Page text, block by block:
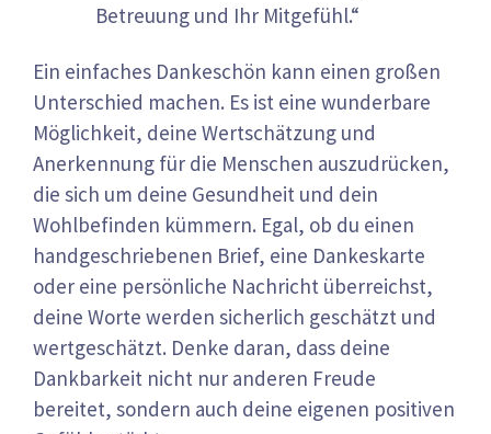
Betreuung und Ihr Mitgefühl.“
Ein einfaches Dankeschön kann einen großen
Unterschied machen. Es ist eine wunderbare
Möglichkeit, deine Wertschätzung und
Anerkennung für die Menschen auszudrücken,
die sich um deine Gesundheit und dein
Wohlbefinden kümmern. Egal, ob du einen
handgeschriebenen Brief, eine Dankeskarte
oder eine persönliche Nachricht überreichst,
deine Worte werden sicherlich geschätzt und
wertgeschätzt. Denke daran, dass deine
Dankbarkeit nicht nur anderen Freude
bereitet, sondern auch deine eigenen positiven